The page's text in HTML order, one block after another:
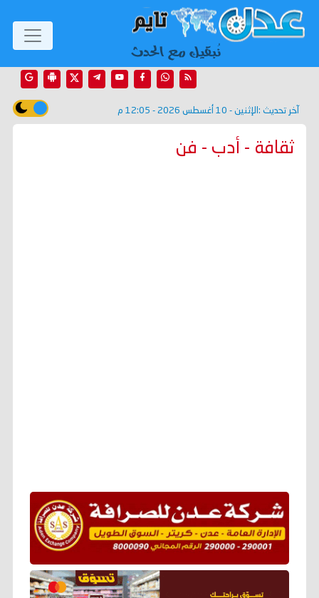
آخر تحديث : الإثنين - 10 أغسطس 2026 - 12:05 م
ثقافة - أدب - فن